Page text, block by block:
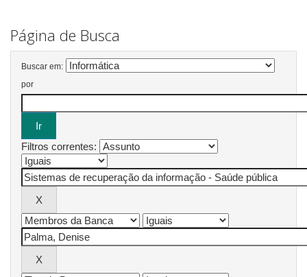
Página de Busca
Buscar em:
por
Filtros correntes: